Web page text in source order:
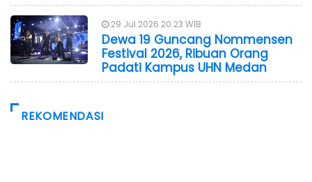
29 Jul 2026 20:23 WIB
Dewa 19 Guncang Nommensen
Festival 2026, Ribuan Orang
Padati Kampus UHN Medan
REKOMENDASI